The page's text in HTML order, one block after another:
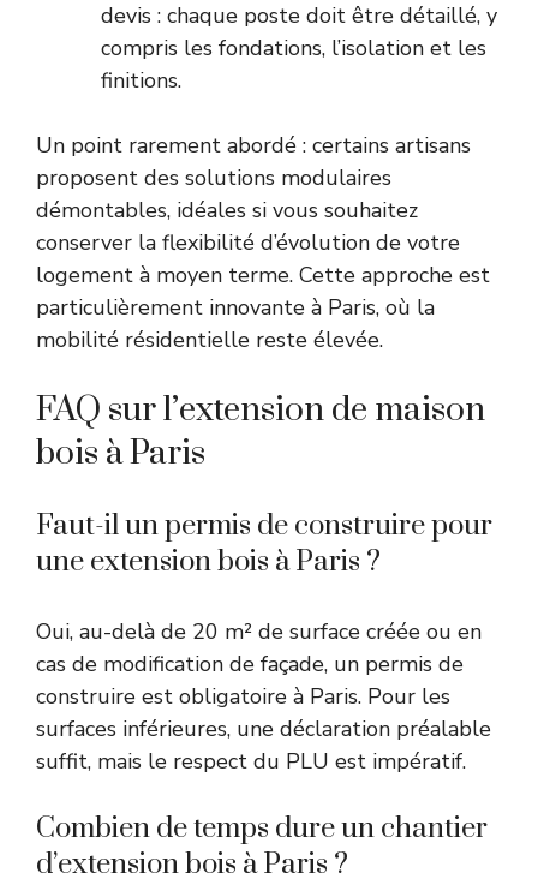
devis : chaque poste doit être détaillé, y
compris les fondations, l’isolation et les
finitions.
Un point rarement abordé : certains artisans
proposent des solutions modulaires
démontables, idéales si vous souhaitez
conserver la flexibilité d’évolution de votre
logement à moyen terme. Cette approche est
particulièrement innovante à Paris, où la
mobilité résidentielle reste élevée.
FAQ sur l’extension de maison
bois à Paris
Faut-il un permis de construire pour
une extension bois à Paris ?
Oui, au-delà de 20 m² de surface créée ou en
cas de modification de façade, un permis de
construire est obligatoire à Paris. Pour les
surfaces inférieures, une déclaration préalable
suffit, mais le respect du PLU est impératif.
Combien de temps dure un chantier
d’extension bois à Paris ?